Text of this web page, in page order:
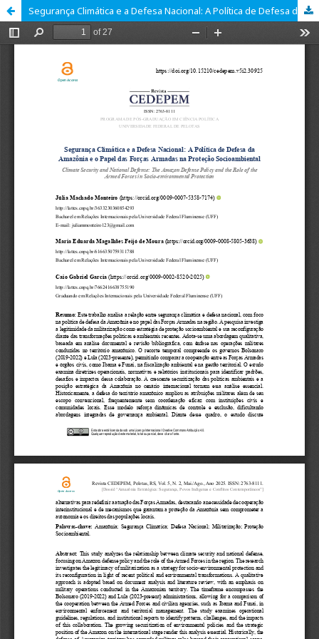
Segurança Climática e a Defesa Nacional: A Política de Defesa da Amazônia e o Papel das Forças Armadas na Proteção Socioambiental